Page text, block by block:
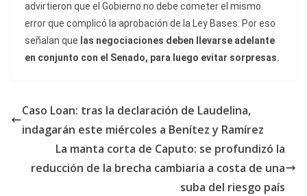
advirtieron que el Gobierno no debe cometer el mismo
error que complicó la aprobación de la Ley Bases. Por eso
señalan que las negociaciones deben llevarse adelante
en conjunto con el Senado, para luego evitar sorpresas.
Caso Loan: tras la declaración de Laudelina,
indagarán este miércoles a Benítez y Ramírez
La manta corta de Caputo: se profundizó la
reducción de la brecha cambiaria a costa de una
suba del riesgo país